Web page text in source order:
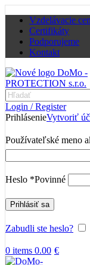
Vzdelávacie
Certifikáty
Podporujeme
Kontakt
Login / Register
PrihlásenieVytvoriť
Používateľské meno
Heslo *Povinné
Prihlásiť sa
Zabudli ste heslo?
0 items 0.00 €